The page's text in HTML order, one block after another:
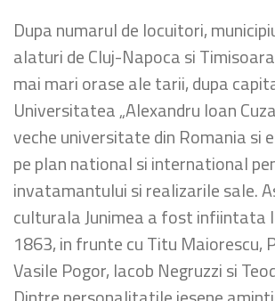
Dupa numarul de locuitori,
alaturi de Cluj-Napoca si
mai mari orase ale tarii, dupa
Universitatea „Alexandru Ioan
veche universitate din Romania si
pe plan national si international
invatamantului si realizarile sale.
culturala Junimea a fost infiintata
1863, in frunte cu Titu Maiorescu,
Vasile Pogor, Iacob Negruzzi si